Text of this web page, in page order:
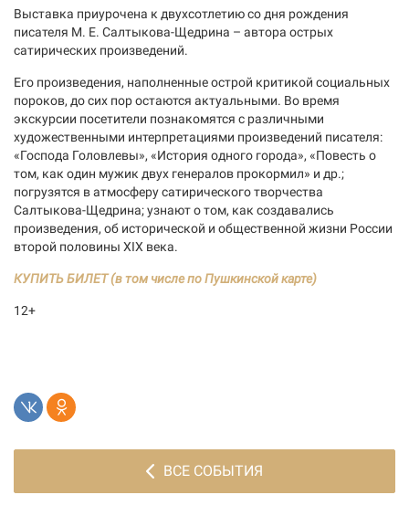
Выставка приурочена к двухсотлетию со дня рождения
писателя М. Е. Салтыкова-Щедрина – автора острых
сатирических произведений.
Его произведения, наполненные острой критикой социальных
пороков, до сих пор остаются актуальными. Во время
экскурсии посетители познакомятся с различными
художественными интерпретациями произведений писателя:
«Господа Головлевы», «История одного города», «Повесть о
том, как один мужик двух генералов прокормил» и др.;
погрузятся в атмосферу сатирического творчества
Салтыкова-Щедрина; узнают о том, как создавались
произведения, об исторической и общественной жизни России
второй половины XIX века.
КУПИТЬ БИЛЕТ (в том числе по Пушкинской карте)
12+
ВСЕ СОБЫТИЯ